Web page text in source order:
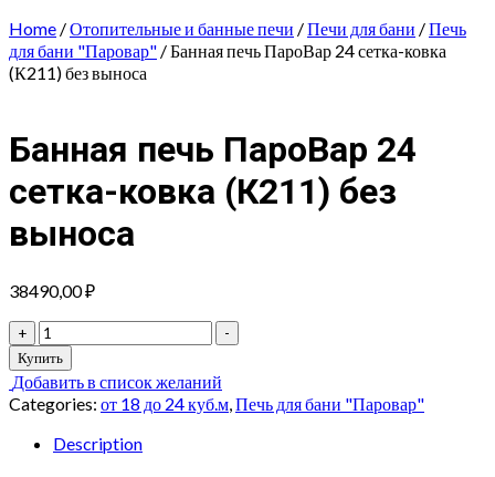
Home /Отопительные и банные печи /Печи для бани /Печь
для бани "Паровар" / Банная печь ПароВар 24 сетка-ковка
(К211) без выноса
Банная печь ПароВар 24
сетка-ковка (К211) без
выноса
38490,00₽
+
Банная
печь
ПароВар
24
сетка-
ковка
-
Купить
Добавить в список желаний
Categories: от 18 до 24 куб.м Печь для бани "Паровар"
Description